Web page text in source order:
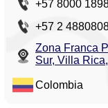
+57 8000
+57 2
Zona Franca
Sur, Villa
Colombia